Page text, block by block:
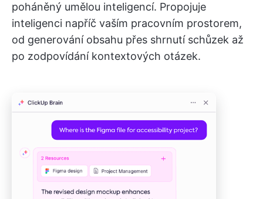
poháněný umělou inteligencí. Propojuje
inteligenci napříč vaším pracovním prostorem,
od generování obsahu přes shrnutí schůzek až
po zodpovídání kontextových otázek.